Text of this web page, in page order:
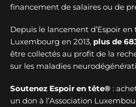
financement de salaires ou de
Depuis le lancement d’Espoir
Luxembourg en 2013, plus de
être collectés au profit de la
sur les maladies
Soutenez Espoir en tête® :
un don à l’Association